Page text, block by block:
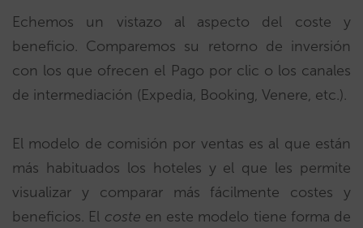
Echemos un vistazo al aspecto del coste y
beneficio. Comparemos su retorno de inversión
con los que ofrecen el Pago por clic o los canales
de intermediación (Expedia, Booking, Venere, etc.).
El modelo de comisión por ventas es al que están
más habituados los hoteles y el que les permite
visualizar y comparar más fácilmente costes y
beneficios. El coste en este modelo tiene forma de